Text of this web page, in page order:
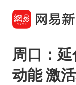
周口：
动能 激